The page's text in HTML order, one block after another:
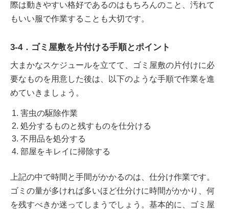
際は動きやすい格好であるのはもちろんのこと、汚れて
もいい服で作業することも大切です。
3-4．ゴミ屋敷を片付ける手順とポイント
大まかなスケジュールを立てて、ゴミ屋敷の片付けに必
要なものを用意した後は、以下のような手順で作業を進
めていきましょう。
害虫の駆除作業
処分するものと残すものを仕分ける
不用品を処分する
部屋をキレイに掃除する
上記の中で時間と手間がかかるのは、仕分け作業です。
ゴミの量が多ければ多いほど仕分けに時間がかかり、何
を残すべきか迷ってしまうでしょう。基本的に、ゴミ屋